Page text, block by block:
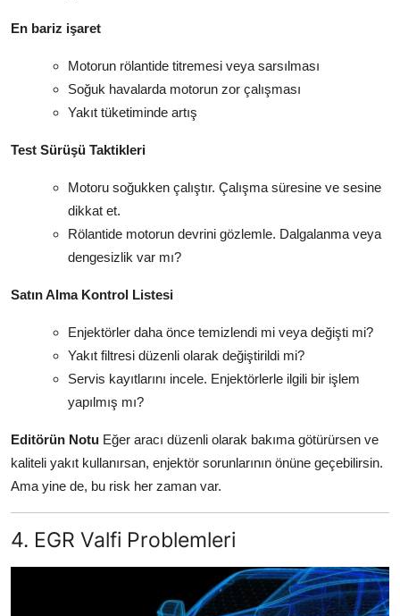
En bariz işaret
Motorun rölantide titremesi veya sarsılması
Soğuk havalarda motorun zor çalışması
Yakıt tüketiminde artış
Test Sürüşü Taktikleri
Motoru soğukken çalıştır. Çalışma süresine ve sesine
dikkat et.
Rölantide motorun devrini gözlemle. Dalgalanma veya
dengesizlik var mı?
Satın Alma Kontrol Listesi
Enjektörler daha önce temizlendi mi veya değişti mi?
Yakıt filtresi düzenli olarak değiştirildi mi?
Servis kayıtlarını incele. Enjektörlerle ilgili bir işlem
yapılmış mı?
Editörün Notu Eğer aracı düzenli olarak bakıma götürürsen ve
kaliteli yakıt kullanırsan, enjektör sorunlarının önüne geçebilirsin.
Ama yine de, bu risk her zaman var.
4. EGR Valfi Problemleri